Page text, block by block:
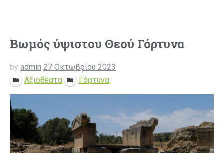
Βωμός ύψιστου Θεού Γόρτυνα
by admin 27 Οκτωβρίου 2023
Αξιοθέατα
Γόρτυνα